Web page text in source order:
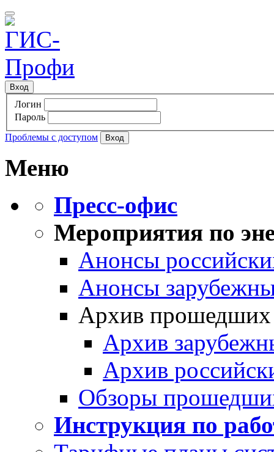
Вход
Логин
Пароль
Проблемы с доступом
Меню
Пресс-офис
Мероприятия по
Анонсы
Анонсы
Архив прошедших
Архив
Архив
Обзоры
Инструкция по